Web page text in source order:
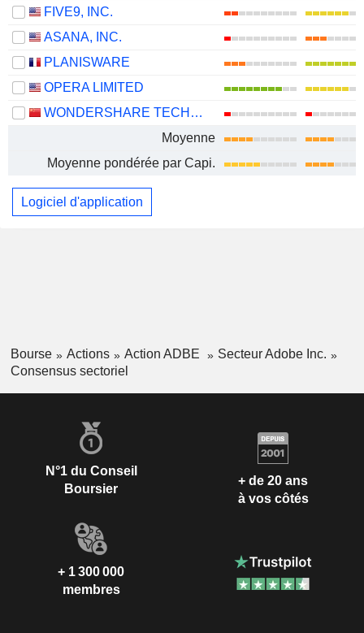
FIVE9, INC.
ASANA, INC.
PLANISWARE
OPERA LIMITED
WONDERSHARE TECHNOLOGY GROUP CO., LTD.
Moyenne
Moyenne pondérée par Capi.
Logiciel d'application
Bourse Actions Action ADBE
Secteur Adobe Inc.
Consensus sectoriel
N°1 du Conseil
Boursier
+ de 20 ans
à vos côtés
+ 1 300 000
membres